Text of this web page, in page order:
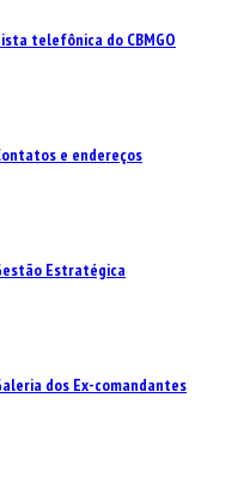
telefônica do CBMGO
e endereços
Estratégica
dos Ex-comandantes